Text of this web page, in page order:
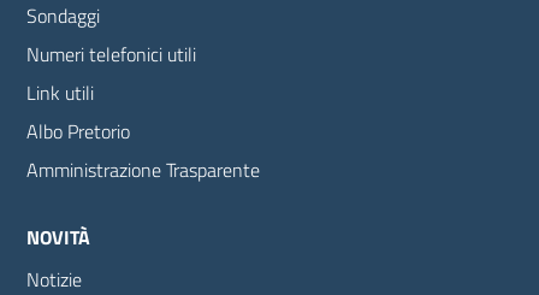
Sondaggi
Numeri telefonici utili
Link utili
Albo Pretorio
Amministrazione Trasparente
NOVITÀ
Notizie